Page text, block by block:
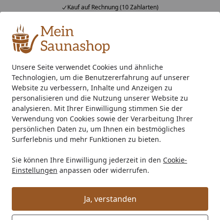
Unsere Seite verwendet Cookies und ähnliche
Technologien, um die Benutzererfahrung auf unserer
Website zu verbessern, Inhalte und Anzeigen zu
personalisieren und die Nutzung unserer Website zu
analysieren. Mit Ihrer Einwilligung stimmen Sie der
Verwendung von Cookies sowie der Verarbeitung Ihrer
persönlichen Daten zu, um Ihnen ein bestmögliches
Surferlebnis und mehr Funktionen zu bieten.
Sie können Ihre Einwilligung jederzeit in den Cookie-
Einstellungen anpassen oder widerrufen.
Ja, verstanden
Kauf auf Rechnung (10 Zahlarten)
Alle Produkte
Mein Konto
Suchen
Startseite
Osmo Hartwachs-Öl Original für Fußböden
Osmo Hartwachs-Öl Original für
Fußböden
(31 Bewertungen)